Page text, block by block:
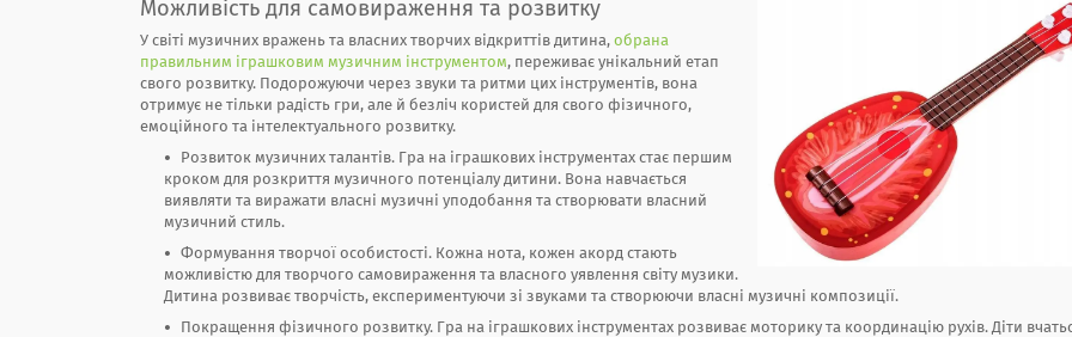
Можливість для самовираження та розвитку
У світі музичних вражень та власних творчих відкриттів дитина, обрана
правильним іграшковим музичним інструментом, переживає унікальний етап
свого розвитку. Подорожуючи через звуки та ритми цих інструментів, вона
отримує не тільки радість гри, але й безліч користей для свого фізичного,
емоційного та інтелектуального розвитку.
Розвиток музичних талантів. Гра на іграшкових інструментах стає першим
кроком для розкриття музичного потенціалу дитини. Вона навчається
виявляти та виражати власні музичні уподобання та створювати власний
музичний стиль.
Формування творчої особистості. Кожна нота, кожен акорд стають
можливістю для творчого самовираження та власного уявлення світу музики.
Дитина розвиває творчість, експериментуючи зі звуками та створюючи власні музичні композиції.
Покращення фізичного розвитку. Гра на іграшкових інструментах розвиває моторику та координацію рухів. Діти